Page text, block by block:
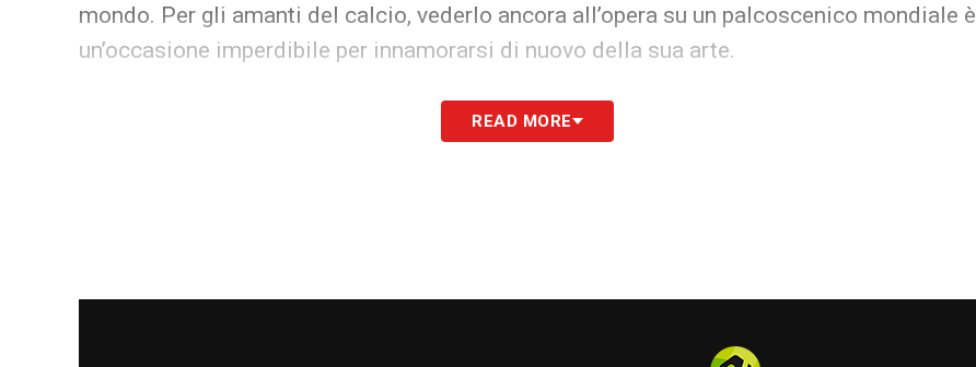
mondo. Per gli amanti del calcio, vederlo ancora all’opera su un palcoscenico mondiale è
un’occasione imperdibile per innamorarsi di nuovo della sua arte.
MONDIALE PER CLUB 2025: DATE, GIRONI, CALENDARIO, RISULTATI
Cremaschi è un giocatore dinamico, con una buona visione di gioco e la capacità di
READ MORE